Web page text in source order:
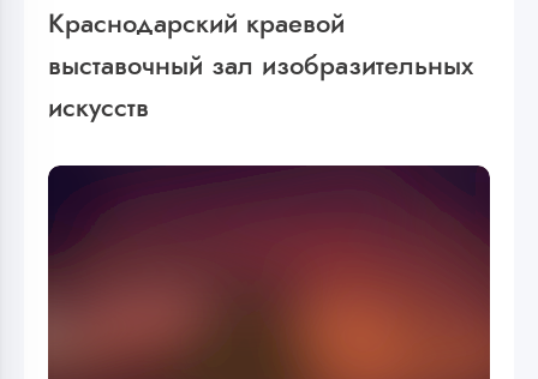
Краснодарский краевой
выставочный зал изобразительных
искусств